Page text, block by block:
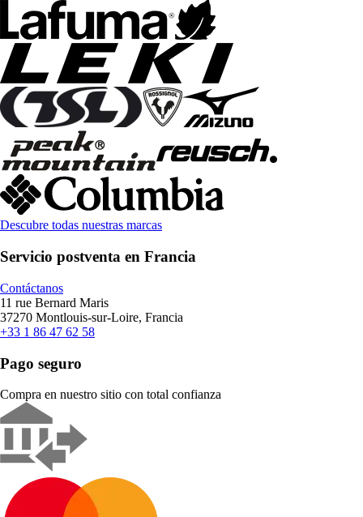
Descubre todas nuestras marcas
Servicio postventa en Francia
Contáctanos
11 rue Bernard Maris
37270 Montlouis-sur-Loire, Francia
+33 1 86 47 62 58
Pago seguro
Compra en nuestro sitio con total confianza